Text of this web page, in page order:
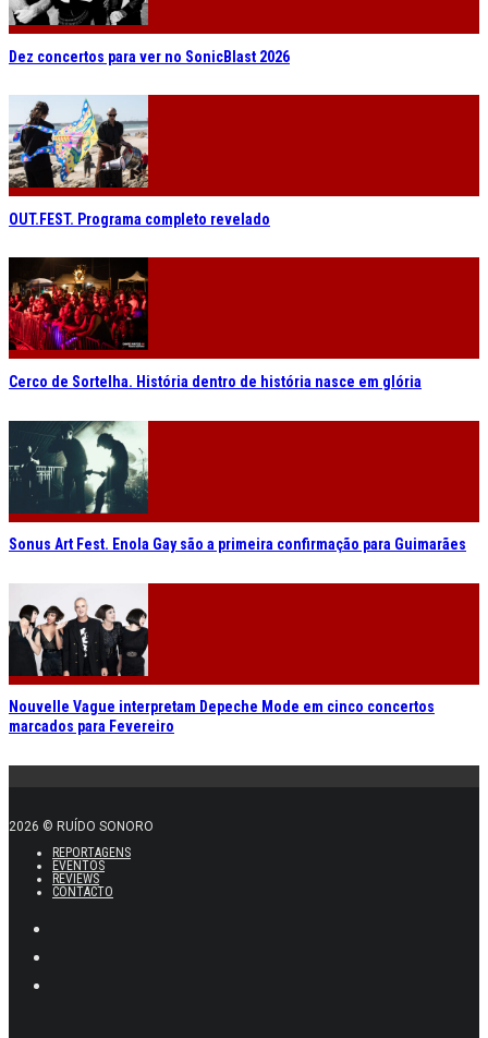
Dez concertos para ver no SonicBlast 2026
OUT.FEST. Programa completo revelado
Cerco de Sortelha. História dentro de história nasce em glória
Sonus Art Fest. Enola Gay são a primeira confirmação para Guimarães
Nouvelle Vague interpretam Depeche Mode em cinco concertos
marcados para Fevereiro
2026 © RUÍDO SONORO
REPORTAGENS
EVENTOS
REVIEWS
CONTACTO